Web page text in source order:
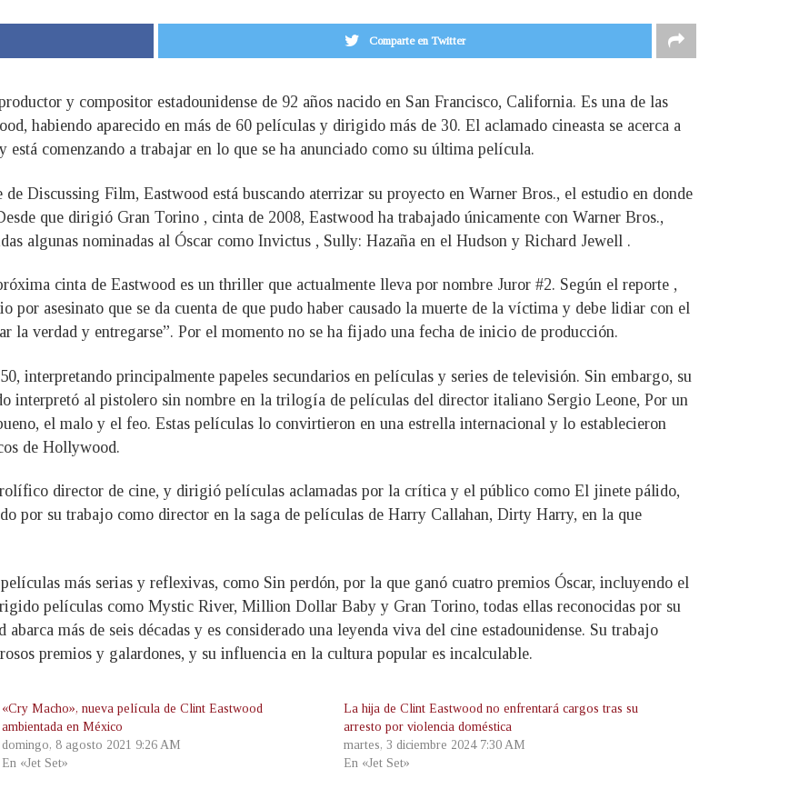
Comparte en Twitter
y compositor estadounidense de 92 años nacido en San Francisco, California. Es una de las
habiendo aparecido en más de 60 películas y dirigido más de 30. El aclamado cineasta se acerca a
está comenzando a trabajar en lo que se ha anunciado como su última película.
Discussing Film, Eastwood está buscando aterrizar su proyecto en Warner Bros., el estudio en donde
que dirigió Gran Torino , cinta de 2008, Eastwood ha trabajado únicamente con Warner Bros.,
algunas nominadas al Óscar como Invictus , Sully: Hazaña en el Hudson y Richard Jewell .
cinta de Eastwood es un thriller que actualmente lleva por nombre Juror #2. Según el reporte ,
asesinato que se da cuenta de que pudo haber causado la muerte de la víctima y debe lidiar con el
la verdad y entregarse”. Por el momento no se ha fijado una fecha de inicio de producción.
interpretando principalmente papeles secundarios en películas y series de televisión. Sin embargo, su
interpretó al pistolero sin nombre en la trilogía de películas del director italiano Sergio Leone, Por un
el malo y el feo. Estas películas lo convirtieron en una estrella internacional y lo establecieron
de Hollywood.
director de cine, y dirigió películas aclamadas por la crítica y el público como El jinete pálido,
por su trabajo como director en la saga de películas de Harry Callahan, Dirty Harry, en la que
más serias y reflexivas, como Sin perdón, por la que ganó cuatro premios Óscar, incluyendo el
películas como Mystic River, Million Dollar Baby y Gran Torino, todas ellas reconocidas por su
más de seis décadas y es considerado una leyenda viva del cine estadounidense. Su trabajo
premios y galardones, y su influencia en la cultura popular es incalculable.
«Cry Macho», nueva película de Clint Eastwood
ambientada en México
domingo, 8 agosto 2021 9:26 AM
En «Jet Set»
La hija de Clint Eastwood no enfrentará cargos tras su
arresto por violencia doméstica
martes, 3 diciembre 2024 7:30 AM
En «Jet Set»